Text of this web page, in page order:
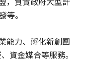
等。
能力、孵化新創團
資金媒合等服務。